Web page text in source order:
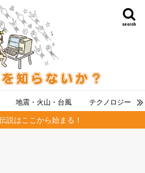
search
地震・火山・台風 テクノロジー
説はここから始まる！